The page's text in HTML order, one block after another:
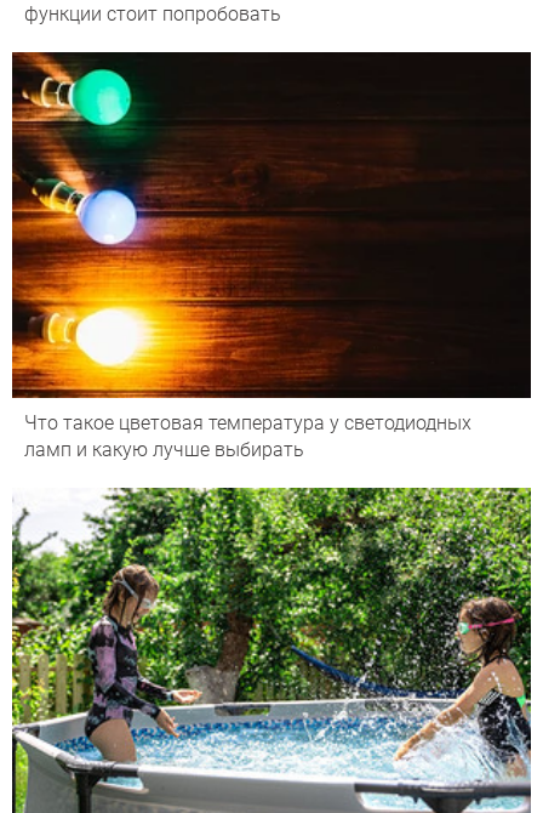
функции стоит попробовать
Что такое цветовая температура у светодиодных
ламп и какую лучше выбирать